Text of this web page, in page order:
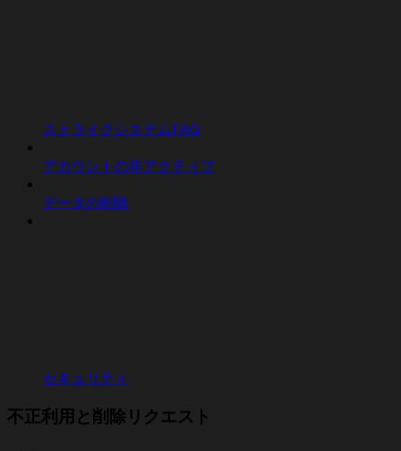
ストライクシステムFAQ
アカウントの非アクティブ
データの削除
セキュリティ
不正利用と削除リクエスト